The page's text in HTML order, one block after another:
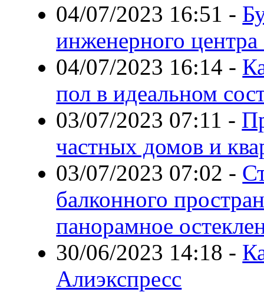
04/07/2023 16:51 -
инженерного
04/07/2023 16:14 -
пол в идеальном
03/07/2023 07:11 -
частных домов и
03/07/2023 07:02 -
балконного
панорамное
30/06/2023 14:18 -
Алиэкспресс